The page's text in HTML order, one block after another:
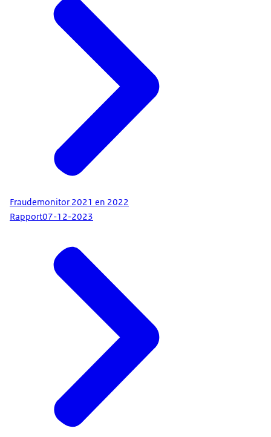
Fraudemonitor 2021 en 2022
Rapport07-12-2023